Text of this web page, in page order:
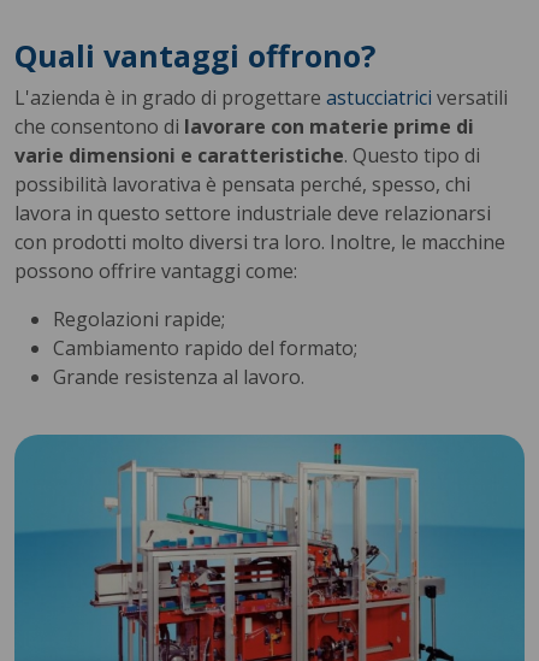
Quali vantaggi offrono?
L'azienda è in grado di progettare astucciatrici versatili
che consentono di lavorare con materie prime di
varie dimensioni e caratteristiche. Questo tipo di
possibilità lavorativa è pensata perché, spesso, chi
lavora in questo settore industriale deve relazionarsi
con prodotti molto diversi tra loro. Inoltre, le macchine
possono offrire vantaggi come:
Regolazioni rapide;
Cambiamento rapido del formato;
Grande resistenza al lavoro.